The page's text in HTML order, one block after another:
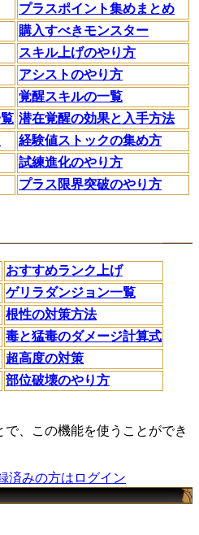
プラスポイント集めまとめ
購入すべきモンスター
スキル上げのやり方
アシストのやり方
覚醒スキルの一覧
潜在覚醒の効果と入手方法
経験値ストックの集め方
試練進化のやり方
プラス限界突破のやり方
おすすめランク上げ
ゲリラダンジョン一覧
根性の対策方法
毒と猛毒のダメージ計算式
超高度の対策
部位破壊のやり方
、この機能を使うことができ
済みの方はログイン